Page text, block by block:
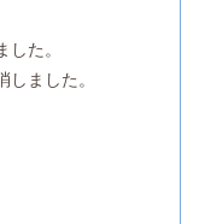
た。
ました。